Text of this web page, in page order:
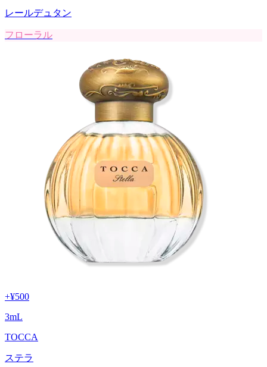
レールデュタン
フローラル
+¥500
3mL
TOCCA
ステラ